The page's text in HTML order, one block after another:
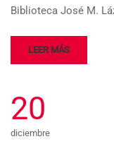
Biblioteca José M.
LEER MÁS
20
diciembre